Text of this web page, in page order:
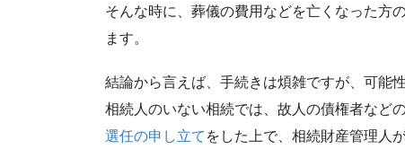
そんな時に、葬儀の費用などを亡くなった方
ます。
結論から言えば、手続きは煩雑ですが、可能
相続人のいない相続では、故人の債権者など
選任の申し立て をした上で、相続財産管理人